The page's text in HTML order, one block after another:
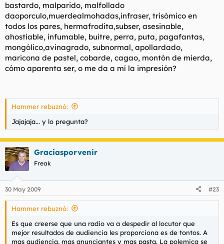
bastardo, malparido, malfollado
daoporculo,muerdealmohadas,infraser, trisómico en
todos los pares, hermafrodita,subser, asesinable,
ahostiable, infumable, buitre, perra, puta, pagafantas,
mongólico,avinagrado, subnormal, apollardado,
maricona de pastel, cobarde, cagao, montón de mierda,
cómo aparenta ser, o me da a mí la impresión?
Hammer rebuznó:
Jajajaja... y lo pregunta?
Graciasporvenir
Freak
30 May 2009 #23
Hammer rebuznó:
Es que creerse que una radio va a despedir al locutor que
mejor resultados de audiencia les proporciona es de tontos. A
mas audiencia, mas anunciantes y mas pasta. La polemica se